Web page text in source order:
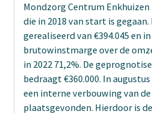
Mondzorg Centrum
die in 2018 van start is
gerealiseerd van €394.045 en in
brutowinstmarge over de
in 2022 71,2%. De
bedraagt €360.000. In
een interne verbouwing van
plaatsgevonden. Hierdoor is